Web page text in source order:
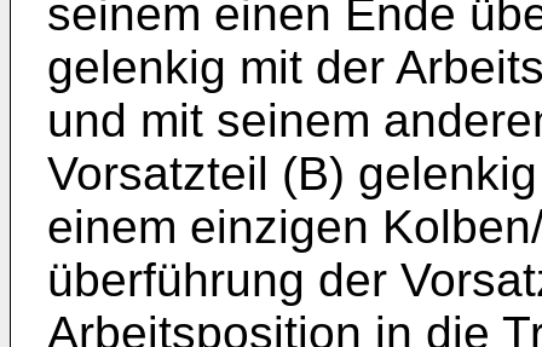
seinem einen Ende
gelenkig mit der
und mit seinem
Vorsatzteil (B)
einem einzigen
überführung der
Arbeitsposition in die